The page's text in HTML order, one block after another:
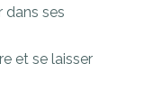
dans ses
et se laisser